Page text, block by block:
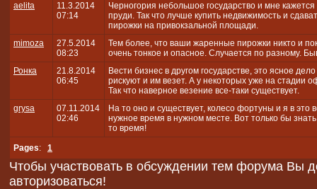
aelita
11.3.2014
07:14
Черногория небольшое государство и мне
пруди. Так что лучше купить недвижимость и
пирожки на привокзальной площади.
mimoza
27.5.2014
08:23
Тем более, что ваши жаренные пирожки никто и
очень тонкое и опасное. Случается по разному.
Ронка
21.8.2014
06:45
Вести бизнес в другом государстве, это ясное
рискуют и им везет. А у некоторых уже на стадии
Так что наверное везение все-таки существует.
grysa
07.11.2014
02:46
На то оно и существует, колесо фортуны и я в это
нужное время в нужном месте. Вот только бы
то время!
Pages: 1
Чтобы участвовать в обсуждении тем форума Вы
авторизоваться!